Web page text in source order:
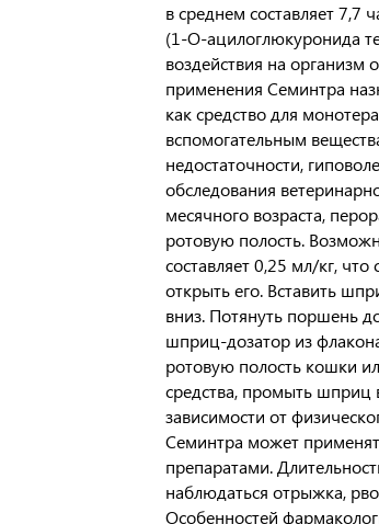
в среднем составляет 7,7
(1-О-ацилоглюкуронида
воздействия на
применения Семинтра
как средство для
вспомогательным
недостаточности,
обследования
месячного возраста,
ротовую полость.
составляет 0,25 мл/кг,
открыть его. Вставить
вниз. Потянуть поршень
шприц-дозатор из
ротовую полость кошки
средства, промыть шприц
зависимости от
Семинтра может
препаратами.
наблюдаться отрыжка,
Особенностей